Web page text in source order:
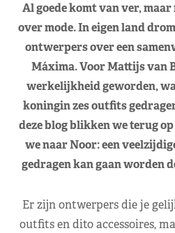
Al goede komt van ver,
over mode. In eigen land
ontwerpers over een
Máxima. Voor Mattijs van
werkelijkheid geworden,
koningin zes outfits
deze blog blikken we terug
we naar Noor: een
gedragen kan gaan worden
Er zijn ontwerpers die je
outfits en dito accessoires,